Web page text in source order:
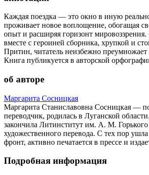
Каждая поездка — это окно в иную
проживает новое воплощение, обогащая
опыт и расширяя горизонт
вместе с героиней сборника, хрупкой и
Притин, читатель неизбежно преумножает
Книга публикуется в авторской
об авторе
Маргарита Cосницкая
Маргарита Станиславовна Сосницкая —
переводчик, родилась в Луганской
закончила Литинститут им. А. М. Горького
художественного перевода. С тех пор
фронт, активно печатается в прессе и
Подробная информация